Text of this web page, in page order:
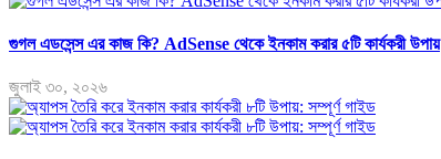
গুগল এডসেন্স এর কাজ কি? AdSense থেকে ইনকাম করার ৫টি কার্যকরী উপায়
জুলাই ৩০, ২০২৬